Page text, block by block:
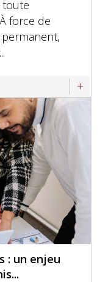
toute
force de
: un enjeu